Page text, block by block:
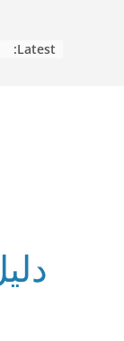
Latest: